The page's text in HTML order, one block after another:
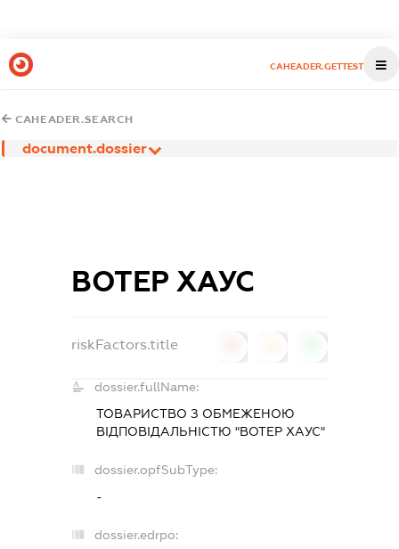
CAHEADER.GETTEST
CAHEADER.SEARCH
document.dossier
ВОТЕР ХАУС
riskFactors.title
dossier.fullName:
ТОВАРИСТВО З ОБМЕЖЕНОЮ
ВІДПОВІДАЛЬНІСТЮ "ВОТЕР ХАУС"
dossier.opfSubType:
-
dossier.edrpo: